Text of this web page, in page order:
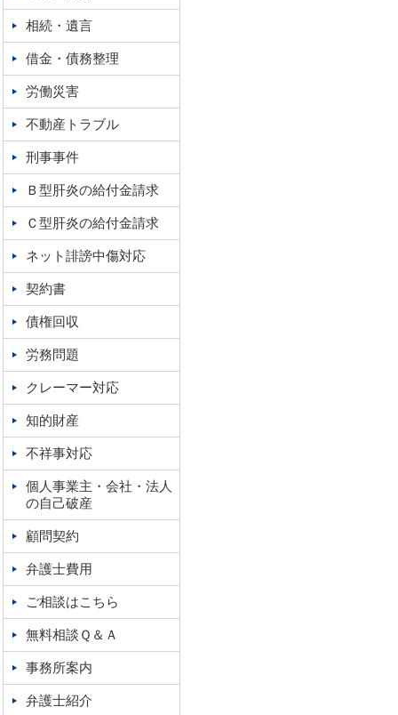
相続・遺言
借金・債務整理
労働災害
不動産トラブル
刑事事件
Ｂ型肝炎の給付金請求
Ｃ型肝炎の給付金請求
ネット誹謗中傷対応
契約書
債権回収
労務問題
クレーマー対応
知的財産
不祥事対応
個人事業主・会社・法人
の自己破産
顧問契約
弁護士費用
ご相談はこちら
無料相談Ｑ＆Ａ
事務所案内
弁護士紹介